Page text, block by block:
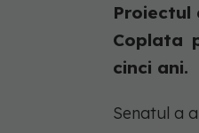
Proiectul
Coplata
cinci ani.
Senatul a